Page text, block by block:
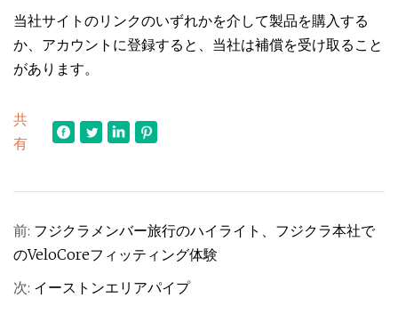
当社サイトのリンクのいずれかを介して製品を購入する
か、アカウントに登録すると、当社は補償を受け取ること
があります。
共
有
前: フジクラメンバー旅行のハイライト、フジクラ本社で
のVeloCoreフィッティング体験
次: イーストンエリアパイプ